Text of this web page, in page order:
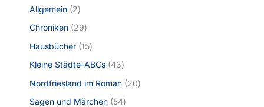
Allgemein 2
Chroniken 29
Hausbücher 15
Kleine Städte-ABCs 43
Nordfriesland im Roman 20
Sagen und Märchen 54